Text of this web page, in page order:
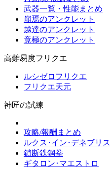
武器一覧・性能まとめ
崩焉のアンクレット
越達のアンクレット
竟極のアンクレット
高難易度フリクエ
ルシゼロフリクエ
フリクエ天元
神匠の試練
攻略/報酬まとめ
ルクス･イン･デネブリス
鎖断鉄鋼拳
ギタロン･マエストロ